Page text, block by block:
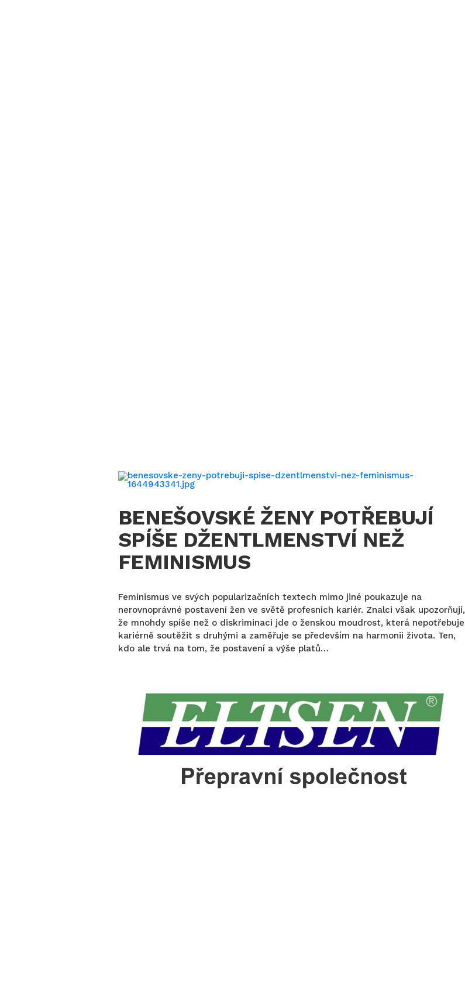
BENEŠOVSKÉ ŽENY POTŘEBUJÍ
SPÍŠE DŽENTLMENSTVÍ NEŽ
FEMINISMUS
Feminismus ve svých popularizačních textech mimo jiné poukazuje na
nerovnoprávné postavení žen ve světě profesních kariér. Znalci však upozorňují,
že mnohdy spíše než o diskriminaci jde o ženskou moudrost, která nepotřebuje
kariérně soutěžit s druhými a zaměřuje se především na harmonii života. Ten,
kdo ale trvá na tom, že postavení a výše platů…